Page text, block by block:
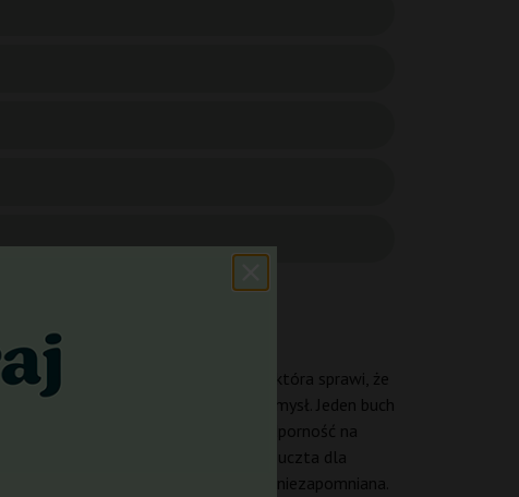
tropikalnych owoców – to woń, która sprawi, że
który odpręża ciało i rozjaśnia umysł. Jeden buch
lubią komplikacji – fenomenalna odporność na
udanych zbiorów. Terpenowa uczta dla
intensywność smaku pozostaje niezapomniana.